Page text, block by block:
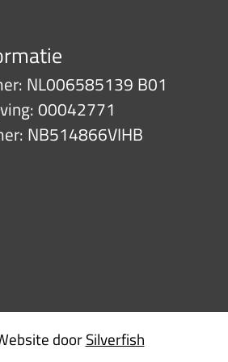
NL006585139 B01
00042771
NB514866VIHB
doorSilverfish